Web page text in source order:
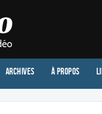
Archives À propos